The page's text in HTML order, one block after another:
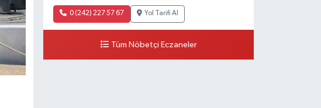
0 (242) 227 57 67 Yol Tarifi Al
Tüm Nöbetçi Eczaneler